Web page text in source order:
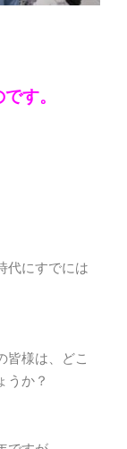
す。
代にすでには
皆様は、どこ
うか？